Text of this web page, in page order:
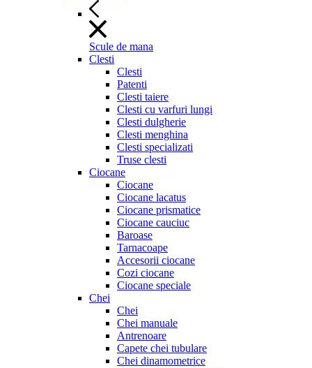
Scule de mana
Clesti
Clesti
Patenti
Clesti taiere
Clesti cu varfuri lungi
Clesti dulgherie
Clesti menghina
Clesti specializati
Truse clesti
Ciocane
Ciocane
Ciocane lacatus
Ciocane prismatice
Ciocane cauciuc
Baroase
Tarnacoape
Accesorii ciocane
Cozi ciocane
Ciocane speciale
Chei
Chei
Chei manuale
Antrenoare
Capete chei tubulare
Chei dinamometrice